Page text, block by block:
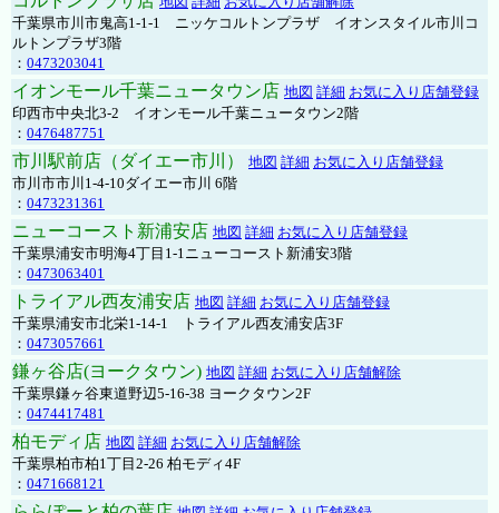
千葉県市川市鬼高1-1-1 ニッケコルトンプラザ イオンスタイル市川コ
ルトンプラザ3階
： 0473203041
イオンモール千葉ニュータウン店 地図 詳細 お気に入り店舗登録
印西市中央北3-2 イオンモール千葉ニュータウン2階
： 0476487751
市川駅前店（ダイエー市川） 地図 詳細 お気に入り店舗登録
市川市市川1-4-10ダイエー市川 6階
： 0473231361
ニューコースト新浦安店 地図 詳細 お気に入り店舗登録
千葉県浦安市明海4丁目1-1ニューコースト新浦安3階
： 0473063401
トライアル西友浦安店 地図 詳細 お気に入り店舗登録
千葉県浦安市北栄1-14-1 トライアル西友浦安店3F
： 0473057661
鎌ヶ谷店(ヨークタウン) 地図 詳細 お気に入り店舗解除
千葉県鎌ヶ谷東道野辺5-16-38 ヨークタウン2F
： 0474417481
柏モディ店 地図 詳細 お気に入り店舗解除
千葉県柏市柏1丁目2-26 柏モディ4F
： 0471668121